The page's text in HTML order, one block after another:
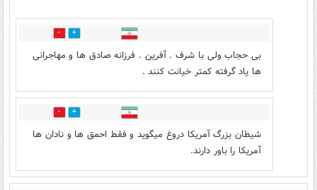
0
بی حجاب ولی با شرف . آفرین . فرزانه صادق ها و مهاجرانی
ها یاد گرفته کمتر خیانت کنند .
0
شیطان بزرگ آمریکا دروغ میگوید و فقط احمق ها و نادان ها
آمریکا را باور دارند.